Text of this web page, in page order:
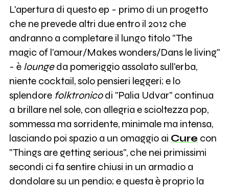
L'apertura di questo ep - primo di un progetto
che ne prevede altri due entro il 2012 che
andranno a completare il lungo titolo "The
magic of l'amour/Makes wonders/Dans le living"
- è loungeda pomeriggio assolato sull'erba,
niente cocktail, solo pensieri leggeri; e lo
splendore folktronicodi "Palia Udvar" continua
a brillare nel sole, con allegria e scioltezza pop,
sommessa ma sorridente, minimale ma intensa,
lasciando poi spazio a un omaggio ai Cure con
"Things are getting serious", che nei primissimi
secondi ci fa sentire chiusi in un armadio a
dondolare su un pendio; e questa è proprio la